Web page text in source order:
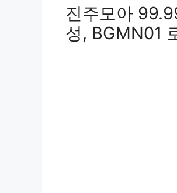
진주모아
성, BGMN01